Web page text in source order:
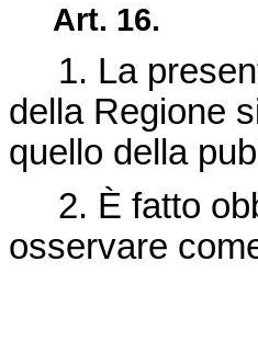
Art. 16.
1. La
della Regione
quello della
2. È fatto
osservare